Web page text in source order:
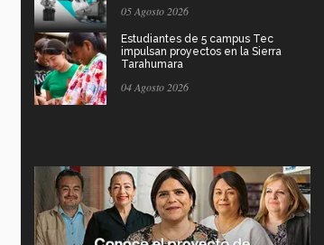
05 Agosto 2026
Estudiantes de 5 campus Tec
impulsan proyectos en la Sierra
Tarahumara
04 Agosto 2026